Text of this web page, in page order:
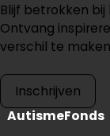
InstagramFacebook
LinkedIn
X
AutismeFonds
Blijf betrokken
Ontvang
verschil te
Inschrijven